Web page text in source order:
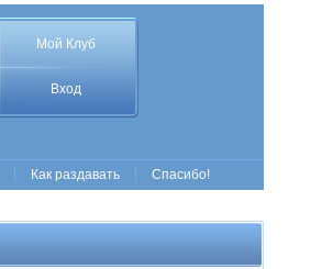
Мой Клуб
Вход
Как раздавать Спасибо!